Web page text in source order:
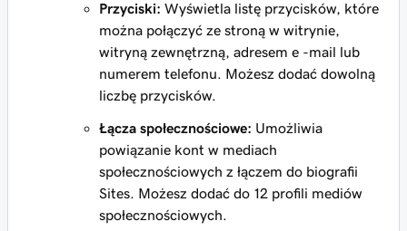
Przyciski: Wyświetla listę przycisków, które
można połączyć ze stroną w witrynie,
witryną zewnętrzną, adresem e -mail lub
numerem telefonu. Możesz dodać dowolną
liczbę przycisków.
Łącza społecznościowe: Umożliwia
powiązanie kont w mediach
społecznościowych z łączem do biografii
Sites. Możesz dodać do 12 profili mediów
społecznościowych.